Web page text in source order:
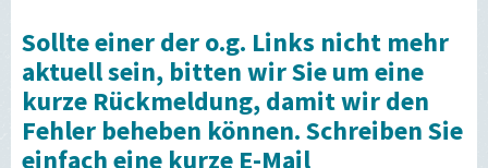
Sollte einer der o.g. Links nicht mehr
aktuell sein, bitten wir Sie um eine
kurze Rückmeldung, damit wir den
Fehler beheben können. Schreiben Sie